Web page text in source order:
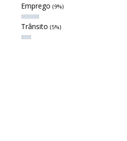
Emprego (9%)
Trânsito (5%)